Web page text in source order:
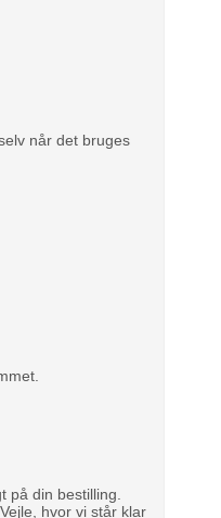
når det bruges
din bestilling.
hvor vi står klar